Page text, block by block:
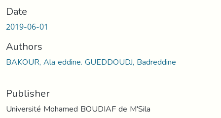
Date
2019-06-01
Authors
BAKOUR, Ala eddine. GUEDDOUDJ, Badreddine
Publisher
Université Mohamed BOUDIAF de M'Sila